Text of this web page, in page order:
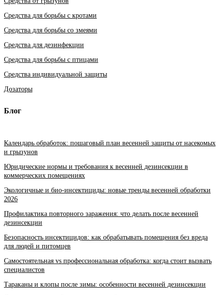
Средства для борьбы с кротами
Средства для борьбы со змеями
Средства для дезинфекции
Средства для борьбы с птицами
Средства индивидуальной защиты
Дозаторы
Блог
Календарь обработок: пошаговый план весенней защиты от насекомых
и грызунов
Юридические нормы и требования к весенней дезинсекции в
коммерческих помещениях
Экологичные и био-инсектициды: новые тренды весенней обработки
2026
Профилактика повторного заражения: что делать после весенней
дезинсекции
Безопасность инсектицидов: как обрабатывать помещения без вреда
для людей и питомцев
Самостоятельная vs профессиональная обработка: когда стоит вызвать
специалистов
Тараканы и клопы после зимы: особенности весенней дезинсекции